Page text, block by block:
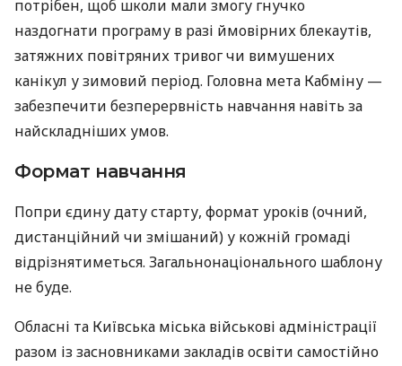
потрібен, щоб школи мали змогу гнучко
наздогнати програму в разі ймовірних блекаутів,
затяжних повітряних тривог чи вимушених
канікул у зимовий період. Головна мета Кабміну —
забезпечити безперервність навчання навіть за
найскладніших умов.
Формат навчання
Попри єдину дату старту, формат уроків (очний,
дистанційний чи змішаний) у кожній громаді
відрізнятиметься. Загальнонаціонального шаблону
не буде.
Обласні та Київська міська військові адміністрації
разом із засновниками закладів освіти самостійно